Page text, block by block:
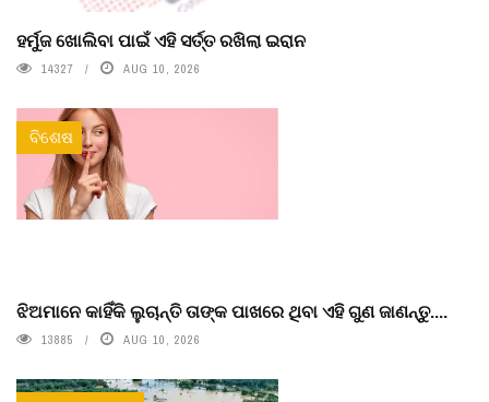
ହର୍ମୁଜ ଖୋଲିବା ପାଇଁ ଏହି ସର୍ତ୍ତ ରଖିଲା ଇରାନ
14327 AUG 10, 2026
ବିଶେଷ
ଝିଅମାନେ କାହିଁକି ଲୁଚାନ୍ତି ତାଙ୍କ ପାଖରେ ଥିବା ଏହି ଗୁଣ ଜାଣନ୍ତୁ....
13885 AUG 10, 2026